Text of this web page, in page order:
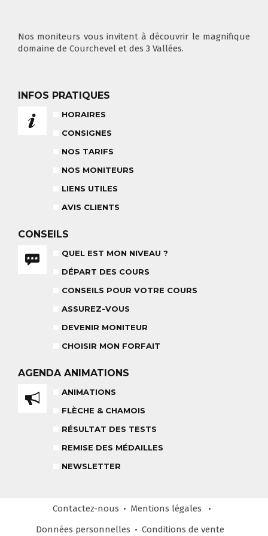
À SKI
NOS TARIFS
POUR CET HIVER
NOS MONITEURS
& PARTENAIRES
LIEUX DE RASSEMBLEMENTS
CONSEILS POUR VOTRE COURS
CONSEILS AUX PARENTS
ASSUREZ-VOUS
DEVENIR MONITEUR
TOUS LES JOURS
RÉSULTAT DES TESTS
LE VENDREDI
BABY CLUB
18 MOIS À 3 ANS
COURS DE SKI ENFANTS & TEAM
COURS PRIVÉ APRÈS-MIDI
À PARTIR DE 260€
Nos moniteurs vous invitent à découvrir le magnifique
domaine de Courchevel et des 3 Vallées.
INFOS PRATIQUES
HORAIRES
CONSIGNES
NOS TARIFS
NOS MONITEURS
LIENS UTILES
AVIS CLIENTS
CONSEILS
QUEL EST MON NIVEAU ?
DÉPART DES COURS
CONSEILS POUR VOTRE COURS
ASSUREZ-VOUS
DEVENIR MONITEUR
CHOISIR MON FORFAIT
AGENDA ANIMATIONS
ANIMATIONS
FLÈCHE & CHAMOIS
RÉSULTAT DES TESTS
REMISE DES MÉDAILLES
NEWSLETTER
Contactez-nous
Mentions légales
Données personnelles
Conditions de vente